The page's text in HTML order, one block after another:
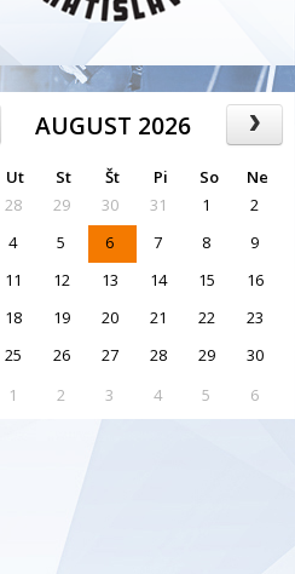
AUGUST 2026
Ut St Št Pi So
Ne
28 29 30 31 1
2
4 5 6 7 8
9
11 12 13 14 15
16
18 19 20 21 22
23
25 26 27 28 29
30
1 2 3 4 5 6